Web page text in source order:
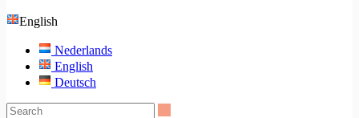
English
Nederlands
English
Deutsch